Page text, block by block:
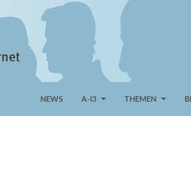
NEWS A-I3 THEMEN